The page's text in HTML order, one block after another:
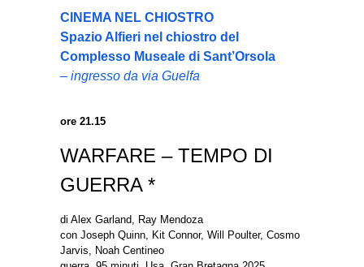
CINEMA NEL CHIOSTRO
Spazio Alfieri nel chiostro del
Complesso Museale di Sant’Orsola
– ingresso da via Guelfa
ore 21.15
WARFARE – TEMPO DI
GUERRA *
di Alex Garland, Ray Mendoza
con Joseph Quinn, Kit Connor, Will Poulter, Cosmo
Jarvis, Noah Centineo